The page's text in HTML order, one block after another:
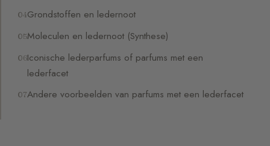
Grondstoffen en ledernoot
Moleculen en ledernoot (Synthese)
Iconische lederparfums of parfums met een
lederfacet
Andere voorbeelden van parfums met een lederfacet